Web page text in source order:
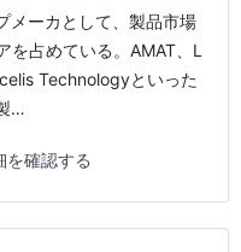
メーカとして、製品市場
を占めている。AMAT、L
Technologyといった
…
を確認する